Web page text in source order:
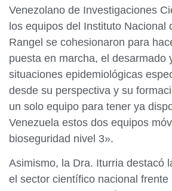
Venezolano de Investigaciones
los equipos del Instituto Nacional
Rangel se cohesionaron para
puesta en marcha, el desarmado
situaciones epidemiológicas
desde su perspectiva y su
un solo equipo para tener ya
Venezuela estos dos equipos
bioseguridad nivel 3».
Asimismo, la Dra. Iturria destacó
el sector científico nacional